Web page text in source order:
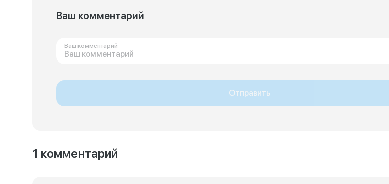
Ваш комментарий
Ваш комментарий
Отправить
1 комментарий